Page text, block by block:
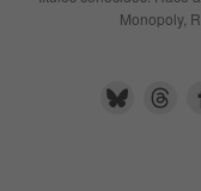
Monopoly,